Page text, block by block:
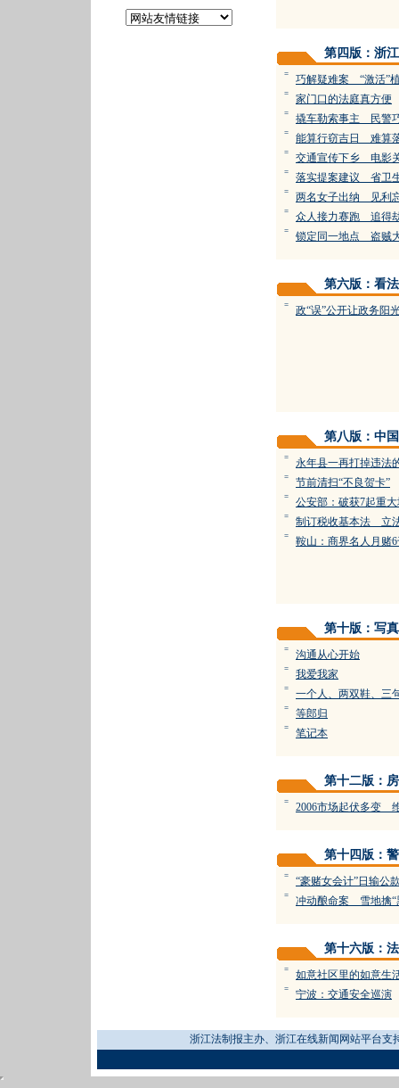
第四版：浙
= 巧解疑难案 “激活”
= 家门口的法庭真方便
= 撬车勒索事主 民警
= 能算行窃吉日 难算
= 交通宣传下乡 电影
= 落实提案建议 省卫
= 两名女子出纳 见利
= 众人接力赛跑 追得
= 锁定同一地点 盗贼
第六版：看法
= 政“误”公开让政务阳
第八版：中
= 永年县一再打掉违法
= 节前清扫“不良贺卡”
= 公安部：破获7起重
= 制订税收基本法 立
= 鞍山：商界名人月赌
第十版：写真
= 沟通从心开始
= 我爱我家
= 一个人、两双鞋、三
= 等郎归
= 笔记本
第十二版：
= 2006市场起伏多变
第十四版：
= “豪赌女会计”日输公
= 冲动酿命案 雪地擒“
第十六版：
= 如意社区里的如意生
= 宁波：交通安全巡演
浙江法制报主办、浙江在线新闻网站平台